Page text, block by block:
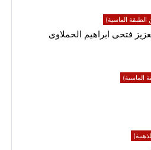
الماسية)
فتحى ابراهيم الحملاوى
الماسية)